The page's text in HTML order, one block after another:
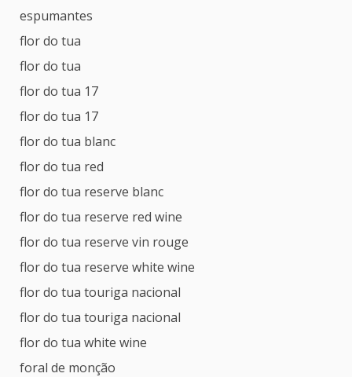
espumantes
flor do tua
flor do tua
flor do tua 17
flor do tua 17
flor do tua blanc
flor do tua red
flor do tua reserve blanc
flor do tua reserve red wine
flor do tua reserve vin rouge
flor do tua reserve white wine
flor do tua touriga nacional
flor do tua touriga nacional
flor do tua white wine
foral de monção